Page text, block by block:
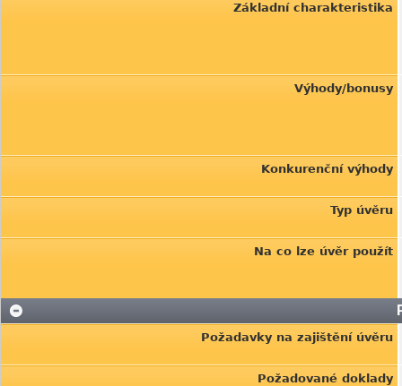
Základní charakteristika
Výhody/bonusy
Konkurenční výhody
Typ úvěru
Na co lze úvěr použít
Požadavky na zajištění úvěru
Požadované doklady